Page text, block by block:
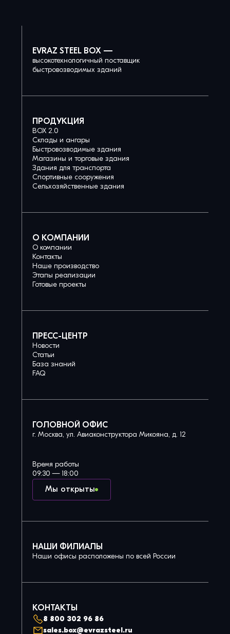
EVRAZ STEEL BOX —
высокотехнологичный поставщик
быстровозводимых зданий
ПРОДУКЦИЯ
BOX 2.0
Склады и ангары
Быстровозводимые здания
Магазины и торговые здания
Здания для транспорта
Спортивные сооружения
Сельхозяйственные здания
О КОМПАНИИ
О компании
Контакты
Наше производство
Этапы реализации
Готовые проекты
ПРЕСС-ЦЕНТР
Новости
Статьи
База знаний
FAQ
ГОЛОВНОЙ ОФИС
г. Москва, ул. Авиаконструктора Микояна, д. 12
Мы открыты
Время работы
09:30 — 18:00
НАШИ ФИЛИАЛЫ
Наши офисы расположены по всей России
КОНТАКТЫ
8 800 302 96 86
sales.box@evrazsteel.ru